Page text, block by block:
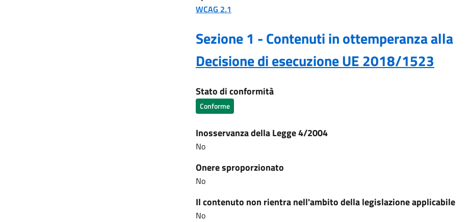
WCAG 2.1
Sezione 1 - Contenuti in ottemperanza alla
Decisione di esecuzione UE 2018/1523
Stato di conformità
Conforme
Inosservanza della Legge 4/2004
No
Onere sproporzionato
No
Il contenuto non rientra nell'ambito della legislazione applicabile
No